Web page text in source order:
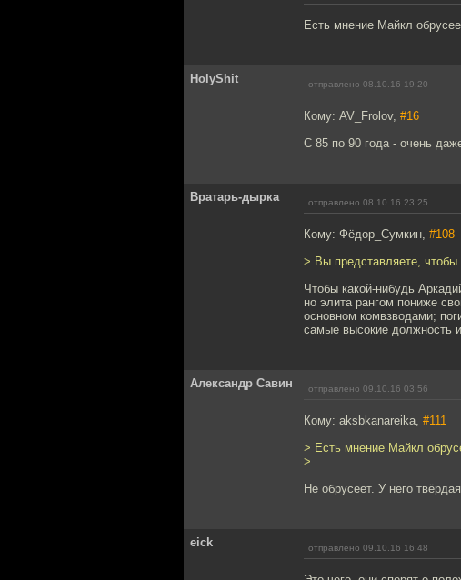
Есть мнение Майкл
HolyShit отправлено 08.10.16 19:20
Кому: AV_Frolov, #16
С 85 по 90 года - очень
Вратарь-дырка отправлено 08.10.16 23:25
Кому: Фёдор_Сумкин, #108
> Вы представляете,
Чтобы какой-нибудь
но элита рангом пониже
основном комвзводами;
самые высокие должность
Александр Савин отправлено 09.10.16 03:56
Кому: aksbkanareika, #111
> Есть мнение Майкл
>
Не обрусеет. У него
eick отправлено 09.10.16 16:48